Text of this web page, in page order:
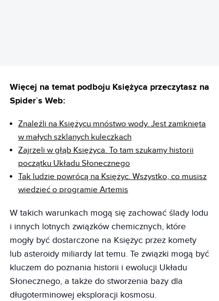
Więcej na temat podboju Księżyca przeczytasz na
Spider`s Web:
Znaleźli na Księżycu mnóstwo wody. Jest zamknięta
w małych szklanych kuleczkach
Zajrzeli w głąb Księżyca. To tam szukamy historii
początku Układu Słonecznego
Tak ludzie powrócą na Księżyc. Wszystko, co musisz
wiedzieć o programie Artemis
W takich warunkach mogą się zachować ślady lodu
i innych lotnych związków chemicznych, które
mogły być dostarczone na Księżyc przez komety
lub asteroidy miliardy lat temu. Te związki mogą być
kluczem do poznania historii i ewolucji Układu
Słonecznego, a także do stworzenia bazy dla
długoterminowej eksploracji kosmosu.